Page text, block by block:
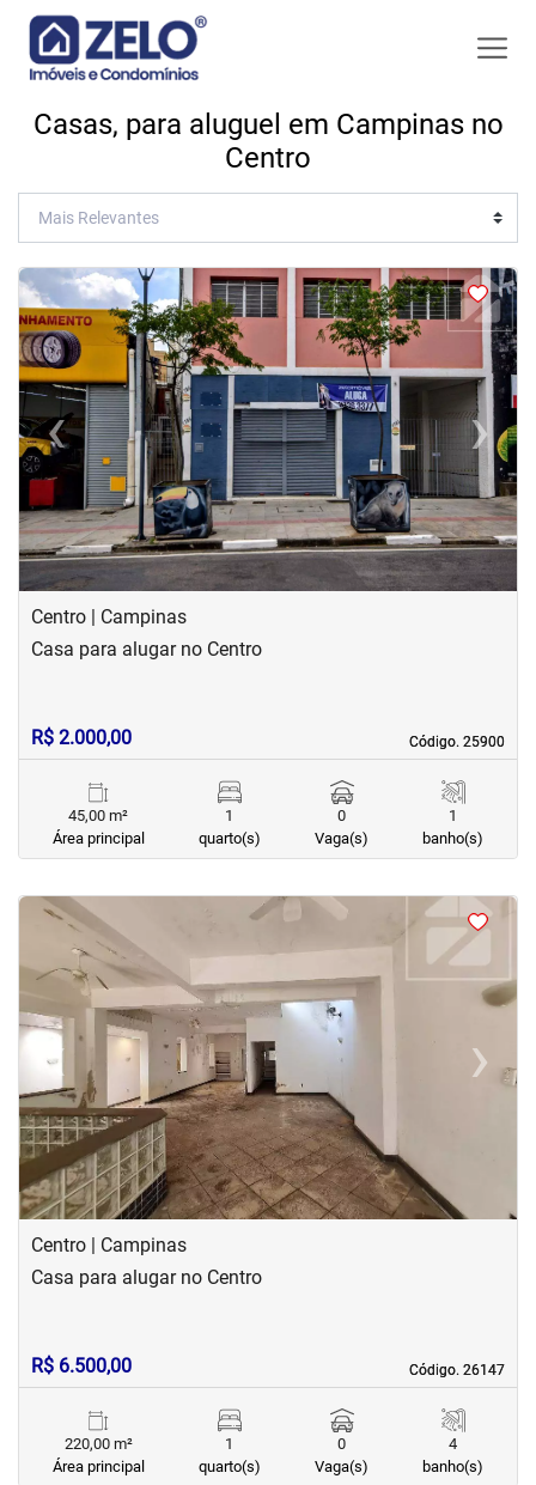
Casas, para aluguel em Campinas no
Centro
<< <
‹Previous ›Next
Centro | Campinas
Código. 25900
Código. 25900
Casa para alugar no Centro
R$ 2.000,00
45,00 m²
Área principal
1
quarto(s)
0
Vaga(s)
1
banho(s)
< <<
‹Previous ›Next
Centro | Campinas
Código. 26147
Código. 26147
Casa para alugar no Centro
R$ 6.500,00
220,00 m²
Área principal
1
quarto(s)
0
Vaga(s)
4
banho(s)